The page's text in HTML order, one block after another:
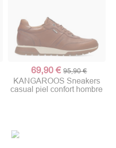
69,90 € 95,90 €
KANGAROOS Sneakers
casual piel confort hombre